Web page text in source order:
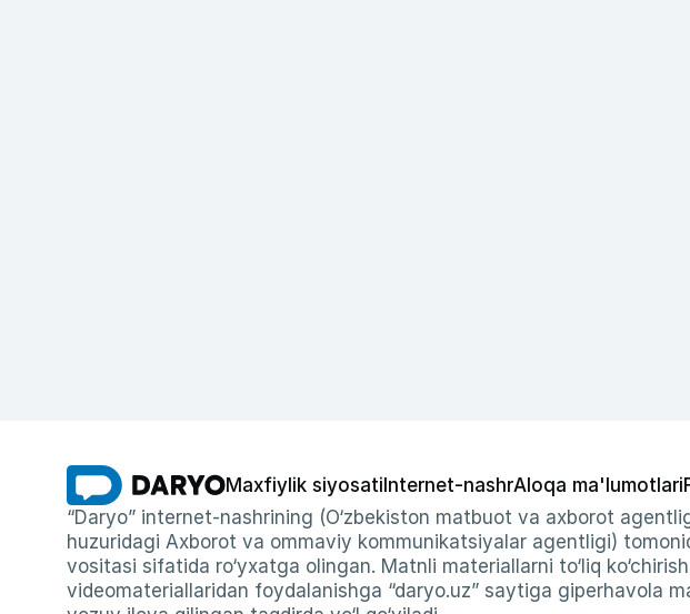
Maxfiylik siyosati Internet-nashrAloqa ma'lumotlari
“Daryo” internet-nashrining (O‘zbekiston matbuot va axborot
huzuridagi Axborot va ommaviy kommunikatsiyalar agentligi)
vositasi sifatida ro‘yxatga olingan. Matnli materiallarni to‘liq
videomateriallaridan foydalanishga “daryo.uz” saytiga giperhavola